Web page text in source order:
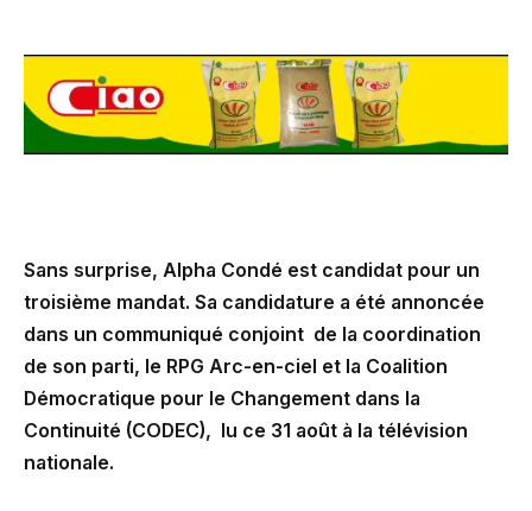
Sans surprise, Alpha Condé est candidat pour un
troisième mandat. Sa candidature a été annoncée
dans un communiqué conjoint de la coordination
de son parti, le RPG Arc-en-ciel et la Coalition
Démocratique pour le Changement dans la
Continuité (CODEC), lu ce 31 août à la télévision
nationale.